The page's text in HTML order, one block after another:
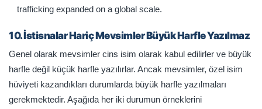
trafficking expanded on a global scale.
10. İstisnalar Hariç Mevsimler Büyük Harfle Yazılmaz
Genel olarak mevsimler cins isim olarak kabul edilirler ve büyük
harfle değil küçük harfle yazılırlar. Ancak mevsimler, özel isim
hüviyeti kazandıkları durumlarda büyük harfle yazılmaları
gerekmektedir. Aşağıda her iki durumun örneklerini